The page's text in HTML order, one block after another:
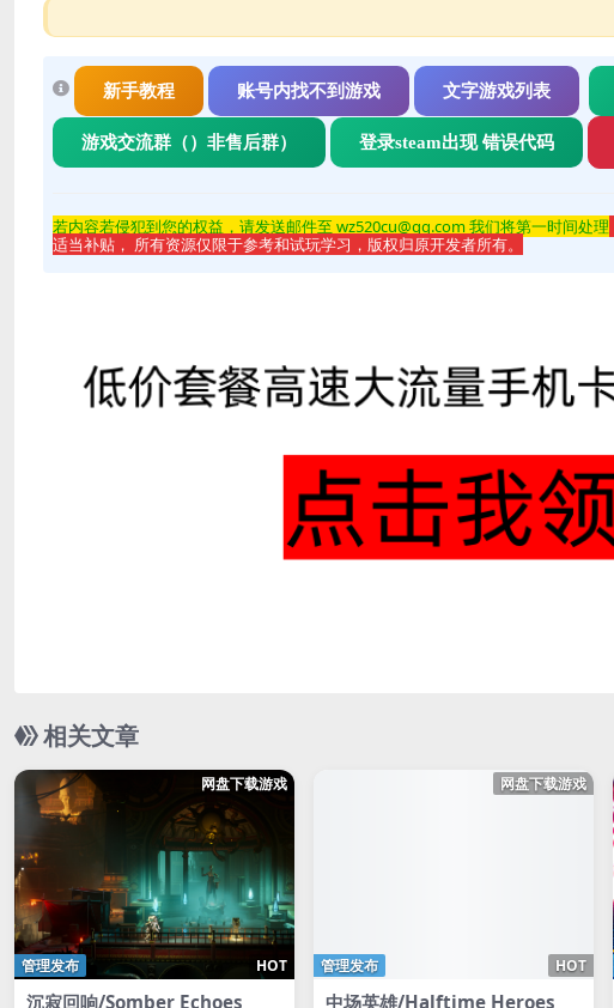
新手教程 账号内找不到游戏 文字游戏列表
游戏交流群（）非售后群） 登录steam出现 错误代码
若内容若侵犯到您的权益，请发送邮件至 wz520cu@qq.com 我们将第一时间处理
适当补贴， 所有资源仅限于参考和试玩学习，版权归原开发者所有。
相关文章
网盘下载游戏
HOT
管理发布
沉寂回响/Somber Echoes
网盘下载游戏
HOT
管理发布
中场英雄/Halftime Heroes